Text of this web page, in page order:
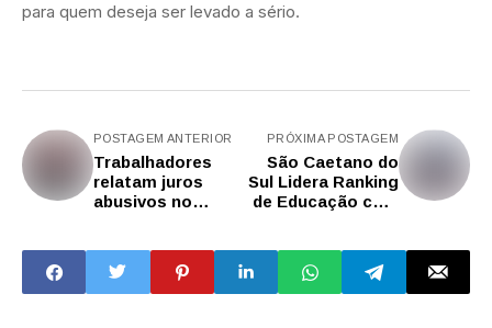
para quem deseja ser levado a sério.
POSTAGEM ANTERIOR
Trabalhadores
relatam juros
abusivos no
PRÓXIMA POSTAGEM
São Caetano do
Sul Lidera Ranking
de Educação com
Acadêmicos